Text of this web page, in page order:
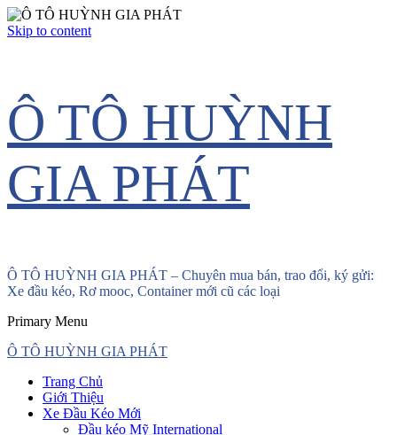
Skip to content
Ô TÔ HUỲNH
GIA PHÁT
Ô TÔ HUỲNH GIA PHÁT – Chuyên mua bán, trao đổi, ký gửi:
Xe đầu kéo, Rơ mooc, Container mới cũ các loại
Primary Menu
Ô TÔ HUỲNH GIA PHÁT
Trang Chủ
Giới Thiệu
Xe Đầu Kéo Mới
Đầu kéo Mỹ International